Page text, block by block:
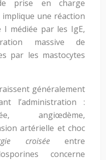
prise en charge
implique une réaction
I médiée par les IgE,
massive de
par les mastocytes
généralement
l’administration :
angiœdème,
artérielle et choc
croiséeentre
concerne